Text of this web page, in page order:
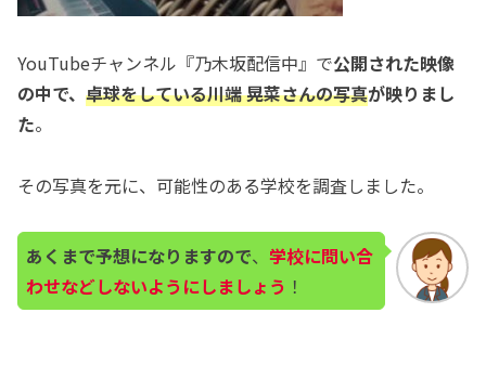
YouTubeチャンネル『乃木坂配信中』で公開された映像
の中で、 卓球をしている川端 晃菜さんの写真が映りまし
た。
その写真を元に、可能性のある学校を調査しました。
あくまで予想になりますので、 学校に問い合
わせなどしないようにしましょう ！